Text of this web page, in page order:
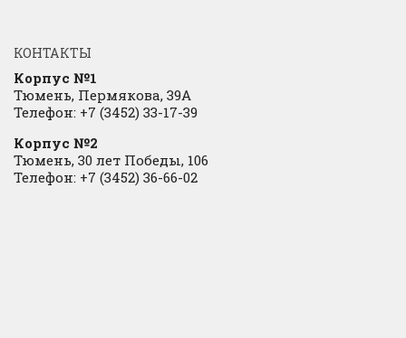
КОНТАКТЫ
Корпус №1
Тюмень, Пермякова, 39А
Телефон: +7 (3452) 33-17-39
Корпус №2
Тюмень, 30 лет Победы, 106
Телефон: +7 (3452) 36-66-02